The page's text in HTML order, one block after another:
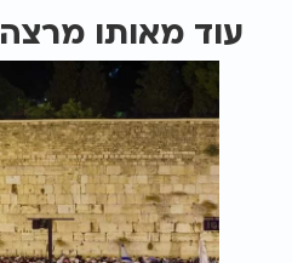
עוד מאותו מרצה